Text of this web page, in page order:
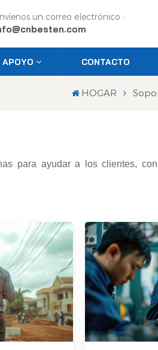
un correo electrónico :
APOYO CONTACTO
HOGAR
para ayudar a los clientes,